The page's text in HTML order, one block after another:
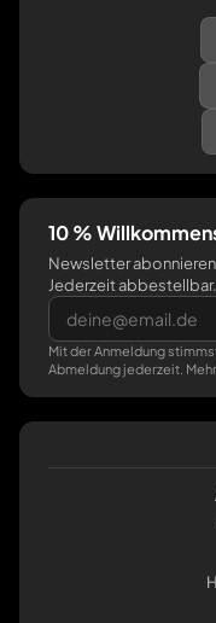
10 %
Newsletter
Jederzeit abbestellbar.
Mit der Anmeldung
Abmeldung jederzeit.